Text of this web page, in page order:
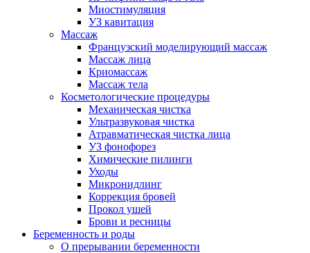
Миостимуляция
УЗ кавитация
Массаж
Французский моделирующий массаж
Массаж лица
Криомассаж
Массаж тела
Косметологические процедуры
Механическая чистка
Ультразвуковая чистка
Атравматическая чистка лица
УЗ фонофорез
Химические пилинги
Уходы
Микронидлинг
Коррекция бровей
Прокол ушей
Брови и ресницы
Беременность и роды
О прерывании беременности